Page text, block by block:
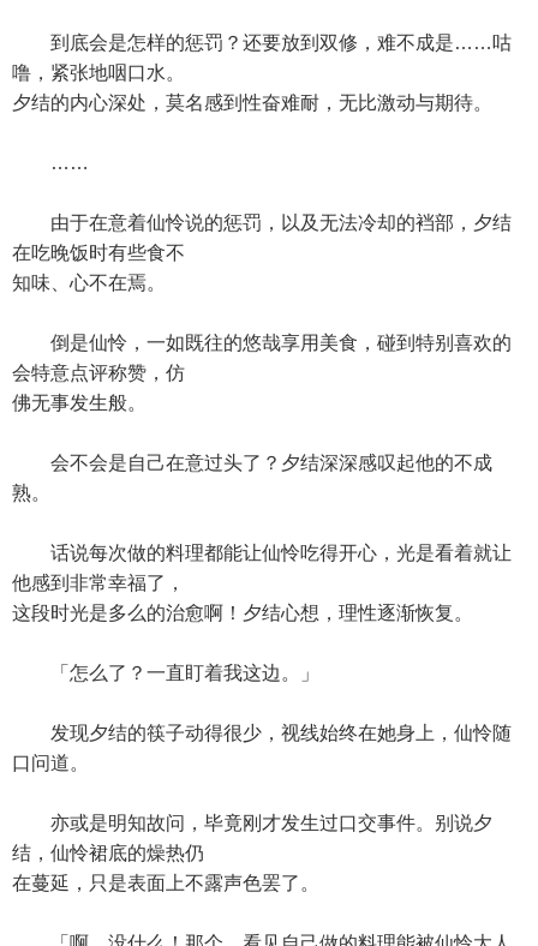
到底会是怎样的惩罚？还要放到双修，难不成是……咕
噜，紧张地咽口水。
夕结的内心深处，莫名感到性奋难耐，无比激动与期待。
……
由于在意着仙怜说的惩罚，以及无法冷却的裆部，夕结
在吃晚饭时有些食不
知味、心不在焉。
倒是仙怜，一如既往的悠哉享用美食，碰到特别喜欢的
会特意点评称赞，仿
佛无事发生般。
会不会是自己在意过头了？夕结深深感叹起他的不成
熟。
话说每次做的料理都能让仙怜吃得开心，光是看着就让
他感到非常幸福了，
这段时光是多么的治愈啊！夕结心想，理性逐渐恢复。
「怎么了？一直盯着我这边。」
发现夕结的筷子动得很少，视线始终在她身上，仙怜随
口问道。
亦或是明知故问，毕竟刚才发生过口交事件。别说夕
结，仙怜裙底的燥热仍
在蔓延，只是表面上不露声色罢了。